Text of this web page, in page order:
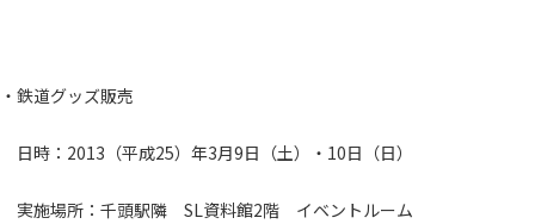
・鉄道グッズ販売
日時：2013（平成25）年3月9日（土）・10日（日）
実施場所：千頭駅隣 SL資料館2階 イベントルーム